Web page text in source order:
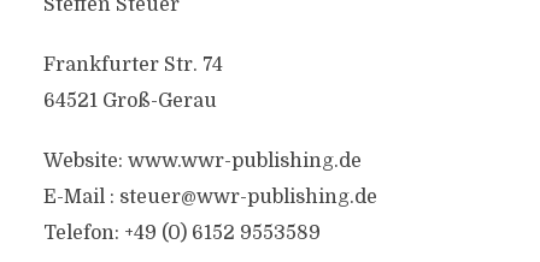
Steffen Steuer
Frankfurter Str. 74
64521 Groß-Gerau
Website: www.wwr-publishing.de
E-Mail : steuer@wwr-publishing.de
Telefon: +49 (0) 6152 9553589